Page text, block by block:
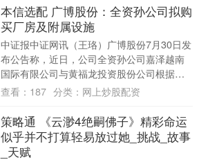
本信选配 广博股份：全资孙公司拟购
买厂房及附属设施
中证报中证网讯（王珞）广博股份7月30日发
布公告称，近日，公司全资孙公司嘉泽越南
国际有限公司与黄福龙投资股份公司根据前
期签订的《工业区土地附属资产出售原则合
查看： 187 分类： 网上炒股配资
策略通 《云渺4绝嗣佛子》精彩命运
似乎并不打算轻易放过她_挑战_故事
_天赋